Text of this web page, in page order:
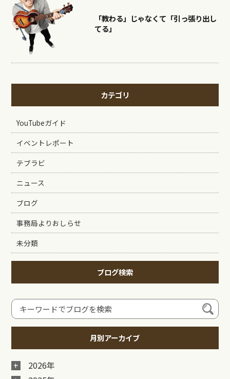
「教わる」じゃなくて「引っ張り出し
てる」
カテゴリ
YouTubeガイド
イベントレポート
テブラビ
ニュース
ブログ
事務局よりおしらせ
未分類
ブログ検索
月別アーカイブ
2026年